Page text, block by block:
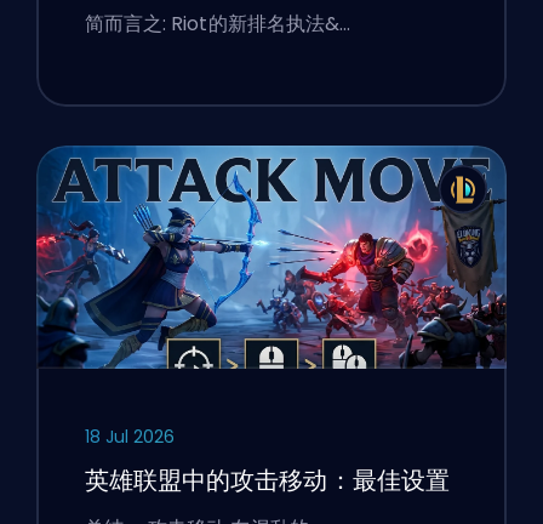
简而言之: Riot的新排名执法&…
18 Jul 2026
英雄联盟中的攻击移动：最佳设置